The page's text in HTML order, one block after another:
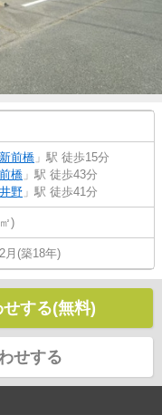
新前橋 」駅 徒歩15分
前橋 」駅 徒歩43分
井野 」駅 徒歩41分
)
月(築18年)
する(無料)
せする